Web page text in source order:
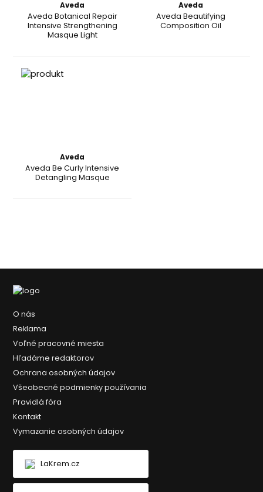
Aveda
Aveda Botanical Repair
Intensive Strengthening
Masque Light
Aveda
Aveda Beautifying
Composition Oil
Aveda
Aveda Be Curly Intensive
Detangling Masque
O nás
Reklama
Voľné pracovné miesta
Hľadáme redaktorov
Ochrana osobných údajov
Všeobecné podmienky používania
Pravidlá fóra
Kontakt
Vymazanie osobných údajov
LaKrem.cz